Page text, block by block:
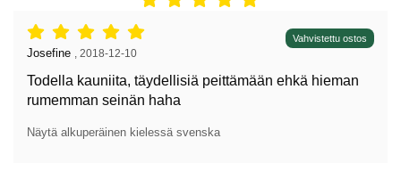
Arvostelu: 5 tähdet / 5, Vahvistettu ostos
Arvostelun kirjoittaja:
Josefine 2018-12-10
Todella kauniita, täydellisiä peittämään ehkä hieman
rumemman seinän haha
Näytä alkuperäinen kielessä svenska